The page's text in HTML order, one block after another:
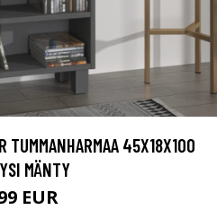
TUMMANHARMAA 45X18X100
MÄNTY
EUR